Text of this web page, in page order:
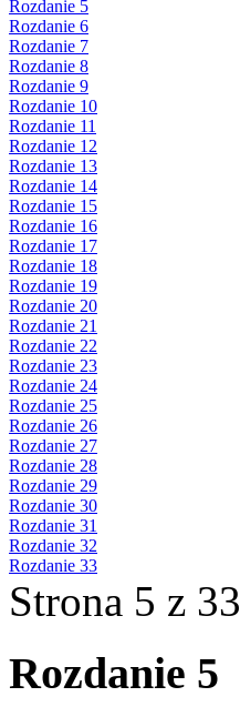
Rozdanie 5
Rozdanie 6
Rozdanie 7
Rozdanie 8
Rozdanie 9
Rozdanie 10
Rozdanie 11
Rozdanie 12
Rozdanie 13
Rozdanie 14
Rozdanie 15
Rozdanie 16
Rozdanie 17
Rozdanie 18
Rozdanie 19
Rozdanie 20
Rozdanie 21
Rozdanie 22
Rozdanie 23
Rozdanie 24
Rozdanie 25
Rozdanie 26
Rozdanie 27
Rozdanie 28
Rozdanie 29
Rozdanie 30
Rozdanie 31
Rozdanie 32
Rozdanie 33
Strona 5 z 33
Rozdanie 5